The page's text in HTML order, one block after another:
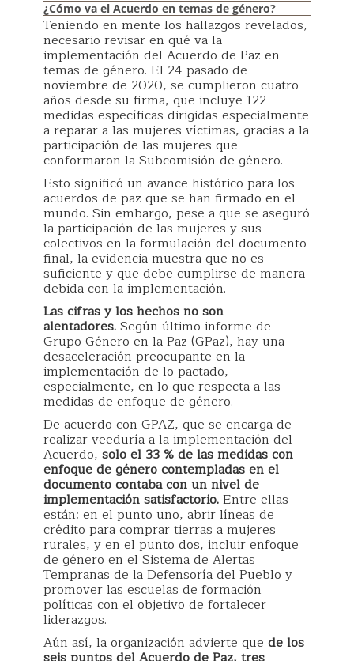
¿Cómo va el Acuerdo en temas de género?
Teniendo en mente los hallazgos revelados,
necesario revisar en qué va la
implementación del Acuerdo de Paz en
temas de género. El 24 pasado de
noviembre de 2020, se cumplieron cuatro
años desde su firma, que incluye 122
medidas específicas dirigidas especialmente
a reparar a las mujeres víctimas, gracias a la
participación de las mujeres que
conformaron la Subcomisión de género.
Esto significó un avance histórico para los
acuerdos de paz que se han firmado en el
mundo. Sin embargo, pese a que se aseguró
la participación de las mujeres y sus
colectivos en la formulación del documento
final, la evidencia muestra que no es
suficiente y que debe cumplirse de manera
debida con la implementación.
Las cifras y los hechos no son
alentadores.Según último informe de
Grupo Género en la Paz (GPaz), hay una
desaceleración preocupante en la
implementación de lo pactado,
especialmente, en lo que respecta a las
medidas de enfoque de género.
De acuerdo con GPAZ, que se encarga de
realizar veeduría a la implementación del
Acuerdo, solo el 33 % de las medidas con
enfoque de género contempladas en el
documento contaba con un nivel de
implementación satisfactorio.Entre ellas
están: en el punto uno, abrir líneas de
crédito para comprar tierras a mujeres
rurales, y en el punto dos, incluir enfoque
de género en el Sistema de Alertas
Tempranas de la Defensoría del Pueblo y
promover las escuelas de formación
políticas con el objetivo de fortalecer
liderazgos.
Aún así, la organización advierte que de los